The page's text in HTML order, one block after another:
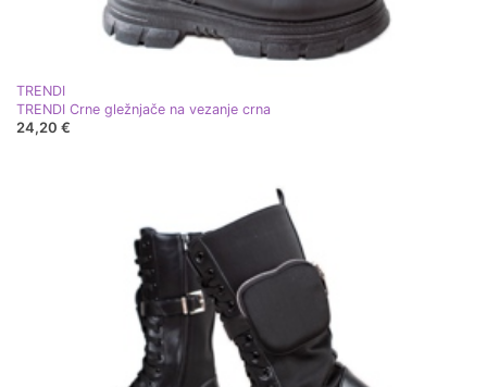
TRENDI
TRENDI Crne gležnjače na vezanje crna
24,20 €